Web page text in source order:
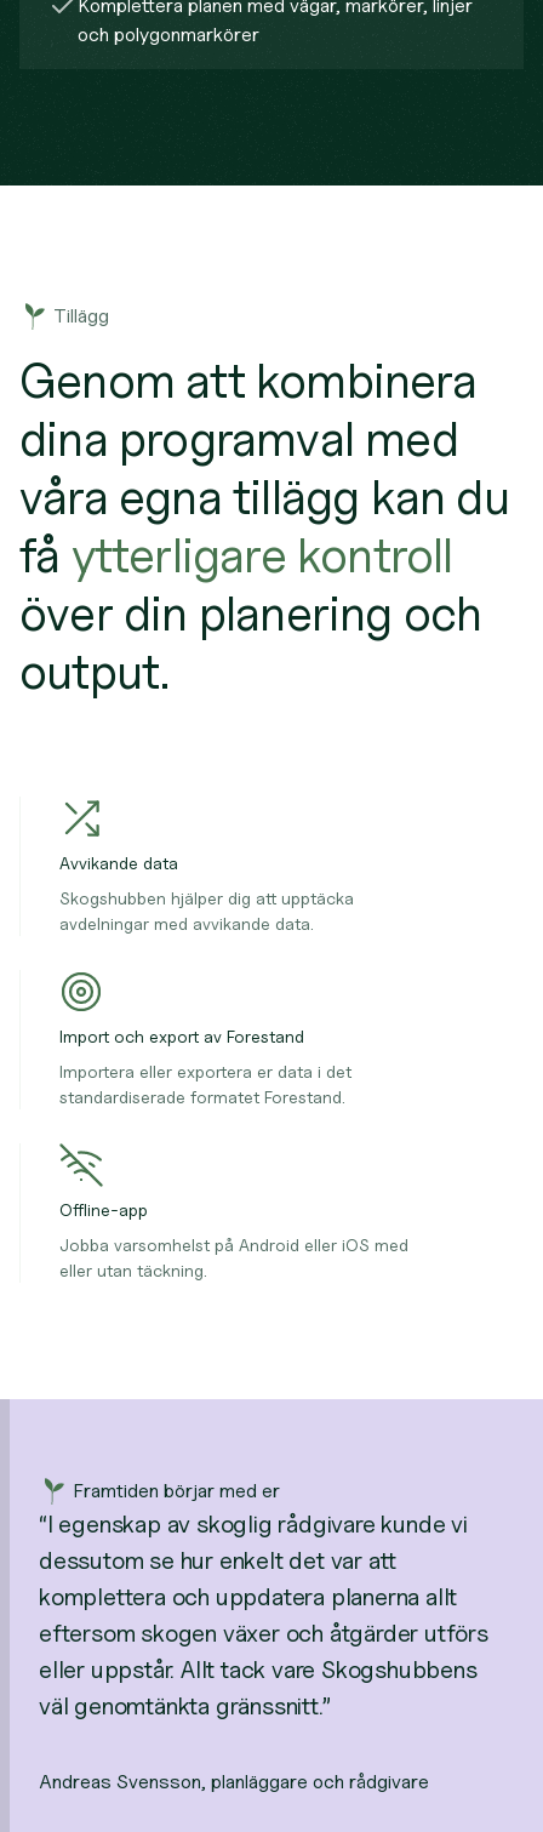
Komplettera planen med vägar, markörer, linjer
och polygonmarkörer
Tillägg
Genom att kombinera
dina programval med
våra egna tillägg kan du
få ytterligare kontroll
över din planering och
output.
Avvikande data
Skogshubben hjälper dig att upptäcka
avdelningar med avvikande data.
Import och export av Forestand
Importera eller exportera er data i det
standardiserade formatet Forestand.
Offline-app
Jobba varsomhelst på Android eller iOS med
eller utan täckning.
Framtiden börjar med er
“I egenskap av skoglig rådgivare kunde vi
dessutom se hur enkelt det var att
komplettera och uppdatera planerna allt
eftersom skogen växer och åtgärder utförs
eller uppstår. Allt tack vare Skogshubbens
väl genomtänkta gränssnitt.”
Andreas Svensson, planläggare och rådgivare